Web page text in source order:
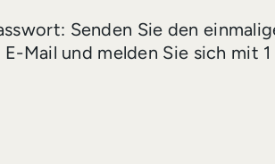
Senden Sie den
Mail und melden Sie sich mit 1